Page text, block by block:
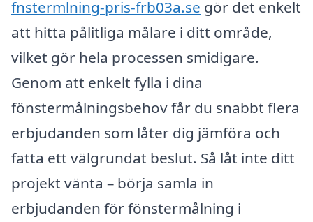
fnstermlning-pris-frb03a.se gör det enkelt
att hitta pålitliga målare i ditt område,
vilket gör hela processen smidigare.
Genom att enkelt fylla i dina
fönstermålningsbehov får du snabbt flera
erbjudanden som låter dig jämföra och
fatta ett välgrundat beslut. Så låt inte ditt
projekt vänta – börja samla in
erbjudanden för fönstermålning i